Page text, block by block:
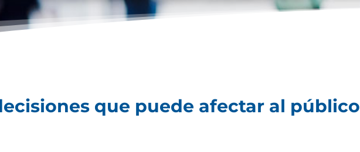
que puede afectar al público